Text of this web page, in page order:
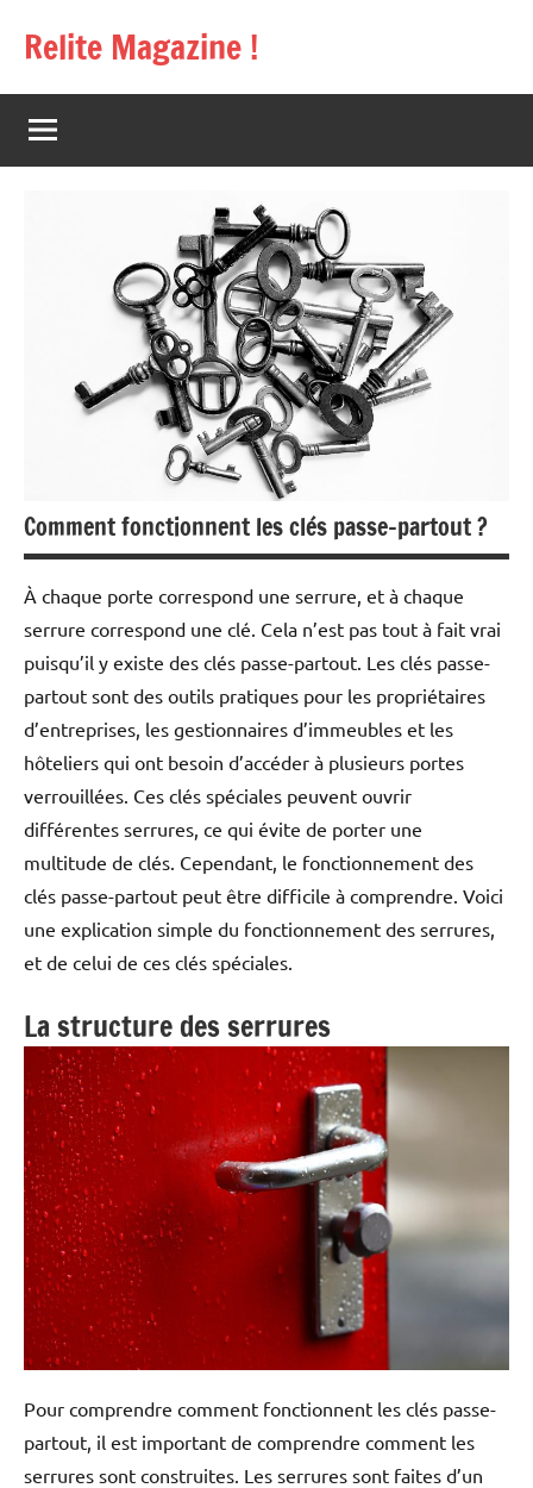
Relite Magazine !
Comment fonctionnent les clés passe-partout ?
À chaque porte correspond une serrure, et à chaque
serrure correspond une clé. Cela n’est pas tout à fait vrai
puisqu’il y existe des clés passe-partout. Les clés passe-
partout sont des outils pratiques pour les propriétaires
d’entreprises, les gestionnaires d’immeubles et les
hôteliers qui ont besoin d’accéder à plusieurs portes
verrouillées. Ces clés spéciales peuvent ouvrir
différentes serrures, ce qui évite de porter une
multitude de clés. Cependant, le fonctionnement des
clés passe-partout peut être difficile à comprendre. Voici
une explication simple du fonctionnement des serrures,
et de celui de ces clés spéciales.
La structure des serrures
Pour comprendre comment fonctionnent les clés passe-
partout, il est important de comprendre comment les
serrures sont construites. Les serrures sont faites d’un